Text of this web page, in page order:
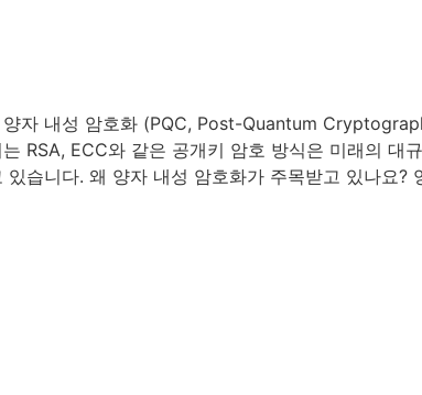
자 내성 암호화 (PQC, Post-Quantum
RSA, ECC와 같은 공개키 암호 방식은 미래의 대
습니다. 왜 양자 내성 암호화가 주목받고 있나요?